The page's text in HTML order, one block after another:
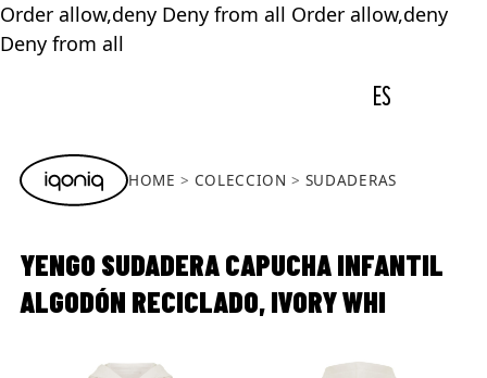
Order allow,deny Deny from all Order allow,deny
Deny from all
ES
HOME COLECCION SUDADERAS
YENGO SUDADERA CAPUCHA INFANTIL
ALGODÓN RECICLADO, IVORY WHI